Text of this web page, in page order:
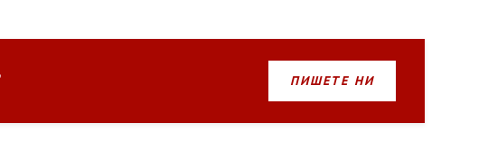
ПИШЕТЕ НИ